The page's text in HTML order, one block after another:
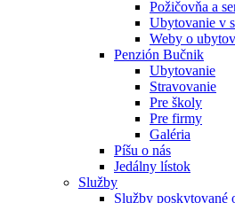
Požičovňa a
Ubytovanie v
Weby o
Penzión Bučnik
Ubytovanie
Stravovanie
Pre školy
Pre firmy
Galéria
Píšu o nás
Jedálny lístok
Služby
Služby poskytované